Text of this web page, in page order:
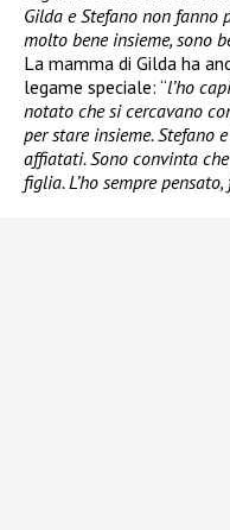
Gilda e Stefano non
molto bene insieme, sono
La mamma di Gilda ha
legame speciale: “l’ho
notato che si cercavano
per stare insieme. Stefano
affiatati. Sono convinta
figlia. L’ho sempre